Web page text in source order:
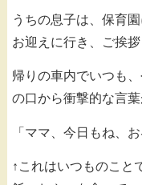
うちの息子は、保育
お迎えに行き、ご挨
帰りの車内でいつも
の口から衝撃的な言
「ママ、今日もね、
↑これはいつものこと